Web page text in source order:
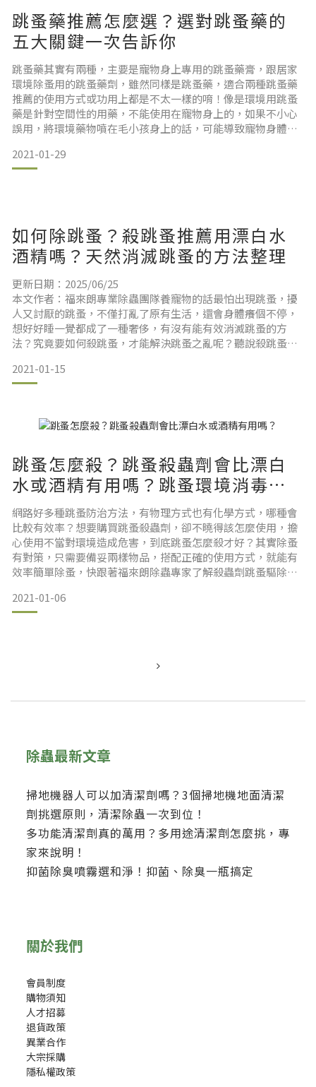
跳蚤藥推薦怎麼選？選對跳蚤藥的
五大關鍵一次告訴你
跳蚤藥其實有兩種，主要是寵物身上專用的跳蚤藥膏，跟居家
環境除蚤用的跳蚤藥劑，雖然同樣是跳蚤藥，適合兩種跳蚤藥
推薦的使用方式或功用上都是不太一樣的唷！像是環境用跳蚤
藥是針對空間性的用藥，不能使用在寵物身上的，如果不小心
誤用，將環境藥物噴在毛小孩身上的話，可能導致寵物身體不
就讓我們除蟲專家福來朗，來介紹跳蚤藥劑的差異與使用方
式，並教大家四種正確挑選跳蚤藥的方法。跳蚤藥統整篇快速
2021-01-29
如何除跳蚤？殺跳蚤推薦用漂白水
酒精嗎？天然消滅跳蚤的方法整理
更新日期：2025/06/25
本文作者：福來朗專業除蟲團隊養寵物的話最怕出現跳蚤，擾
人又討厭的跳蚤，不僅打亂了原有生活，還會身體癢個不停，
想好好睡一覺都成了一種奢侈，有沒有能有效消滅跳蚤的方
法？究竟要如何殺跳蚤，才能解決跳蚤之亂呢？聽說殺跳蚤的
沒辦法完全消滅跳蚤，可是使用殺跳蚤藥劑又擔心會有殘留影
響身體；如果你也有相同疑問，就讓除蟲專家福來朗，帶領你
蚤噴霧500ml立即購買除蚤噴霧50
2021-01-15
跳蚤怎麼殺？跳蚤殺蟲劑會比漂白
水或酒精有用嗎？跳蚤環境消毒推
薦它！
網路好多種跳蚤防治方法，有物理方式也有化學方式，哪種會
比較有效率？想要購買跳蚤殺蟲劑，卻不曉得該怎麼使用，擔
心使用不當對環境造成危害，到底跳蚤怎麼殺才好？其實除蚤
有對策，只需要備妥兩樣物品，搭配正確的使用方式，就能有
效率簡單除蚤，快跟著福來朗除蟲專家了解殺蟲劑跳蚤驅除的
薦除蚤噴霧500ml立即購買除蚤噴霧500ml除蚤噴霧補充瓶立
即購買除蚤噴霧補充瓶殺跳蚤藥怎麼使用？快速除蚤步驟殺蚤
2021-01-06
除蟲最新文章
掃地機器人可以加清潔劑嗎？3個掃地機地面清潔
劑挑選原則，清潔除蟲一次到位！
多功能清潔劑真的萬用？多用途清潔劑怎麼挑，專
家來說明！
抑菌除臭噴霧選和淨！抑菌、除臭一瓶搞定
關於我們
會員制度
購物須知
人才招募
退貨政策
異業合作
大宗採購
隱私權政策